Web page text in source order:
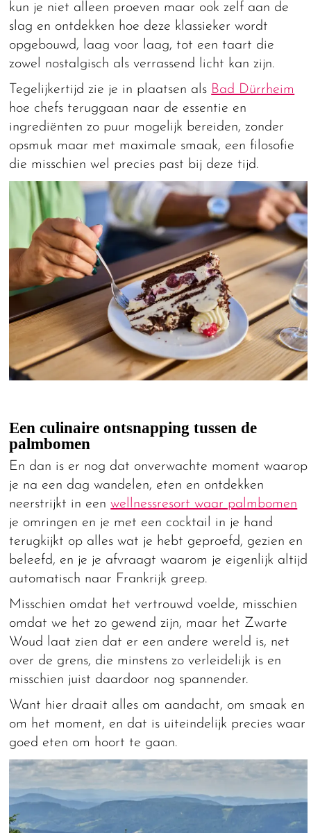
kun je niet alleen proeven maar ook zelf aan de
slag en ontdekken hoe deze klassieker wordt
opgebouwd, laag voor laag, tot een taart die
zowel nostalgisch als verrassend licht kan zijn.
Tegelijkertijd zie je in plaatsen als Bad Dürrheim
hoe chefs teruggaan naar de essentie en
ingrediënten zo puur mogelijk bereiden, zonder
opsmuk maar met maximale smaak, een filosofie
die misschien wel precies past bij deze tijd.
Een culinaire ontsnapping tussen de
palmbomen
En dan is er nog dat onverwachte moment waarop
je na een dag wandelen, eten en ontdekken
neerstrijkt in eenwellnessresort waar palmbomen
je omringen en je met een cocktail in je hand
terugkijkt op alles wat je hebt geproefd, gezien en
beleefd, en je je afvraagt waarom je eigenlijk altijd
automatisch naar Frankrijk greep.
Misschien omdat het vertrouwd voelde, misschien
omdat we het zo gewend zijn, maar het Zwarte
Woud laat zien dat er een andere wereld is, net
over de grens, die minstens zo verleidelijk is en
misschien juist daardoor nog spannender.
Want hier draait alles om aandacht, om smaak en
om het moment, en dat is uiteindelijk precies waar
goed eten om hoort te gaan.